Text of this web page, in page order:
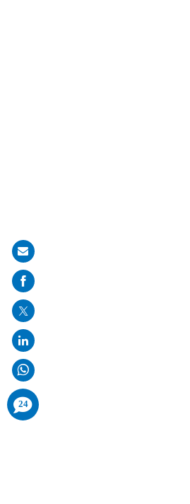
Share
on
mail
24
comments
added